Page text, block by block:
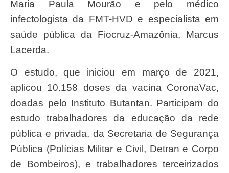
Maria Paula Mourão e pelo médico
infectologista da FMT-HVD e especialista em
saúde pública da Fiocruz-Amazônia, Marcus
Lacerda.
O estudo, que iniciou em março de 2021,
aplicou 10.158 doses da vacina CoronaVac,
doadas pelo Instituto Butantan. Participam do
estudo trabalhadores da educação da rede
pública e privada, da Secretaria de Segurança
Pública (Polícias Militar e Civil, Detran e Corpo
de Bombeiros), e trabalhadores terceirizados